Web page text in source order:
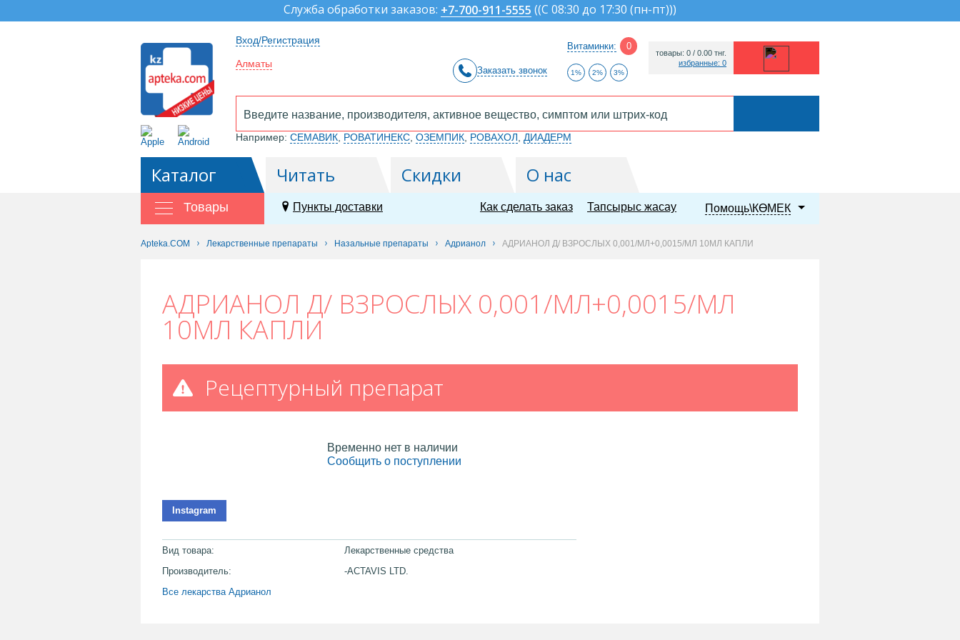
Служба обработки заказов: +7-700-911-5555 ((С 08:30 до 17:30 (пн-пт)))
Вход/Регистрация
Алматы
Заказать звонок
Витаминки: 0
1% 2% 3%
товары: 0 / 0.00 тнг.
избранные: 0
Например: СЕМАВИК РОВАТИНЕКС ОЗЕМПИК РОВАХОЛ ДИАДЕРМ
Каталог Читать Скидки О нас
Товары Пункты доставки Помощь\КӨМЕК
Тапсырыс жасау
Как сделать заказ
Apteka.COM Лекарственные препараты Назальные препараты Адрианол АДРИАНОЛ Д/ ВЗРОСЛЫХ 0,001/МЛ+0,0015/МЛ 10МЛ КАПЛИ
АДРИАНОЛ Д/ ВЗРОСЛЫХ 0,001/МЛ+0,0015/МЛ
10МЛ КАПЛИ
Рецептурный препарат
Временно нет в наличии
Сообщить о поступлении
Instagram
Вид товара:
Лекарственные средства
Производитель:
-ACTAVIS LTD.
Все лекарства Адрианол